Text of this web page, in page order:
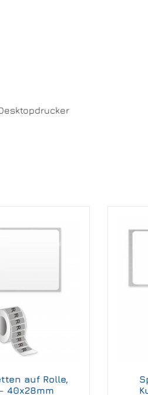
auf Rolle,
40x28mm